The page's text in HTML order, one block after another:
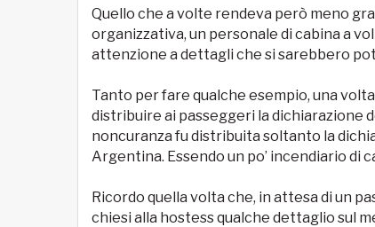
Quello che a volte rendeva però meno
organizzativa, un personale di cabina a
attenzione a dettagli che si sarebbero
Tanto per fare qualche esempio, una
distribuire ai passeggeri la dichiarazione
noncuranza fu distribuita soltanto la
Argentina. Essendo un po’ incendiario di
Ricordo quella volta che, in attesa di un
chiesi alla hostess qualche dettaglio sul